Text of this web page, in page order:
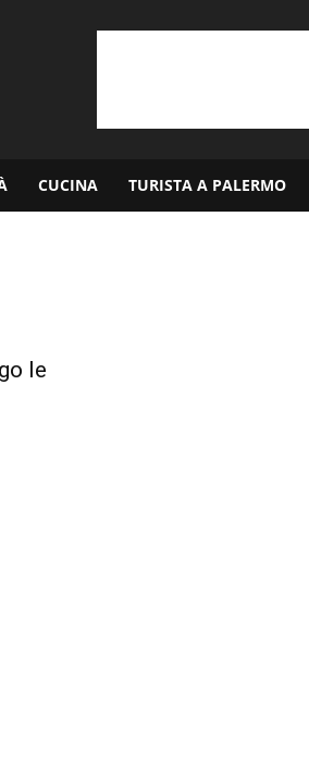
CUCINA TURISTA A PALERMO
le